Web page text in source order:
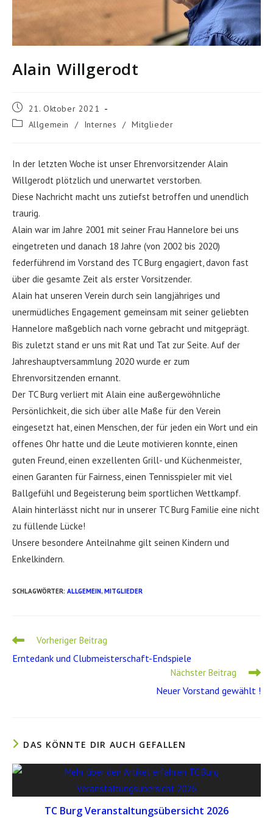
Alain Willgerodt
Beitrag
veröffentlicht:
21. Oktober 2021
Beitrags-
Allgemein / Internes / Mitglieder
In der letzten Woche ist unser Ehrenvorsitzender Alain
Willgerodt plötzlich und unerwartet verstorben.
Diese Nachricht macht uns zutiefst betroffen und unendlich
traurig.
Alain war im Jahre 2001 mit seiner Frau Hannelore bei uns
eingetreten und danach 18 Jahre (von 2002 bis 2020)
federführend im Vorstand des TC Burg engagiert, davon fast
über die gesamte Zeit als erster Vorsitzender.
Alain hat unseren Verein durch sein langjähriges und
unermüdliches Engagement gemeinsam mit seiner geliebten
Hannelore maßgeblich nach vorne gebracht und mitgeprägt.
Bis zuletzt stand er uns mit Rat und Tat zur Seite. Auf der
Jahreshauptversammlung 2020 wurde er zum
Ehrenvorsitzenden ernannt.
Der TC Burg verliert mit Alain eine außergewöhnliche
Persönlichkeit, die sich über alle Maße für den Verein
eingesetzt hat, einen Menschen, der für jeden ein Wort und ein
offenes Ohr hatte und die Leute motivieren konnte, einen
guten Freund, einen exzellenten Grill- und Küchenmeister,
einen Garanten für Fairness, einen Tennisspieler mit viel
Ballgefühl und Begeisterung beim sportlichen Wettkampf.
Alain hinterlässt nicht nur in unserer TC Burg Familie eine nicht
zu füllende Lücke!
Unsere besondere Anteilnahme gilt seinen Kindern und
Enkelkindern.
SCHLAGWÖRTER: ALLGEMEIN, MITGLIEDER
Weitere
ansehen
Vorheriger Beitrag
Erntedank und Clubmeisterschaft-Endspiele
Nächster Beitrag
Neuer Vorstand gewählt !
DAS KÖNNTE DIR AUCH GEFALLEN
TC Burg Veranstaltungsübersicht 2026